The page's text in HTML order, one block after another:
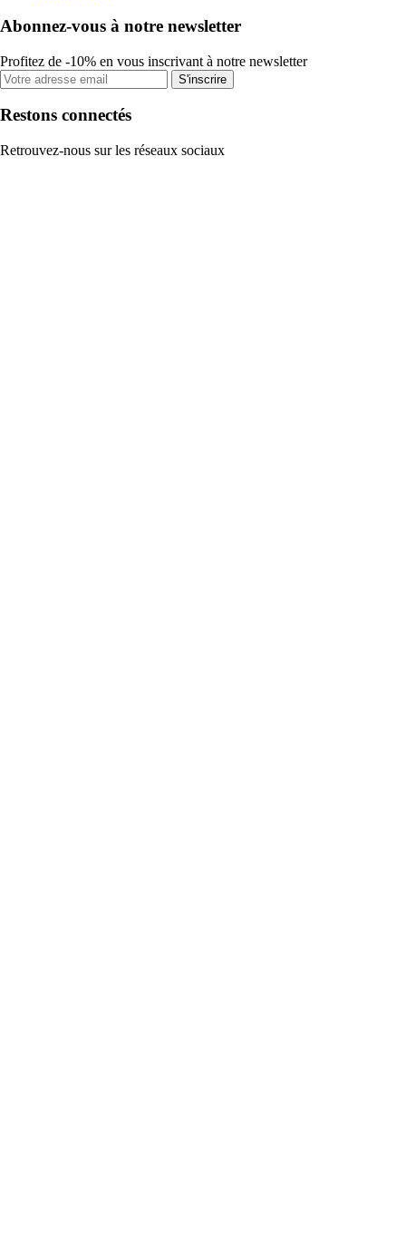
Abonnez-vous à notre newsletter
Profitez de -10% en vous inscrivant à notre newsletter
S'inscrire
Restons connectés
Retrouvez-nous sur les réseaux sociaux